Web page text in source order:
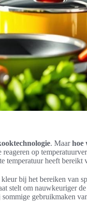
. Maarhoe
op
temperatuur heeft bereikt
bij het bereiken van
stelt om nauwkeuriger
gebruikmaken